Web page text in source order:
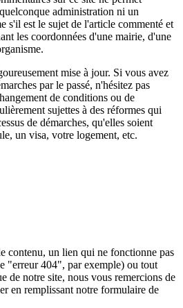
administration ni un
s'il est le sujet de l'article commenté et
les coordonnées d'une mairie, d'une
mise à jour. Si vous avez
par le passé, n'hésitez pas
de conditions ou de
sujettes à des réformes qui
de démarches, qu'elles soient
un visa, votre logement, etc.
contenu, un lien qui ne fonctionne pas
"erreur 404", par exemple) ou tout
de notre site, nous vous remercions de
en remplissant notre formulaire de